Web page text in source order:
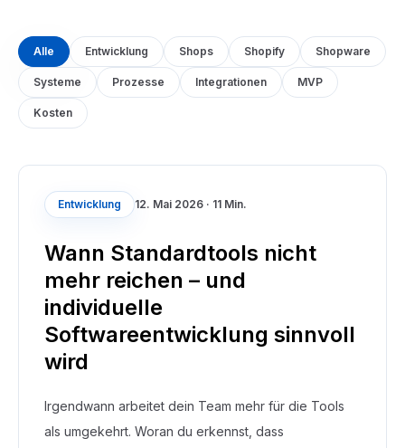
Alle Entwicklung Shops Shopify Shopware
Systeme Prozesse Integrationen MVP
Kosten
Entwicklung 12. Mai 2026 · 11 Min.
Wann Standardtools nicht
mehr reichen – und
individuelle
Softwareentwicklung sinnvoll
wird
Irgendwann arbeitet dein Team mehr für die Tools
als umgekehrt. Woran du erkennst, dass